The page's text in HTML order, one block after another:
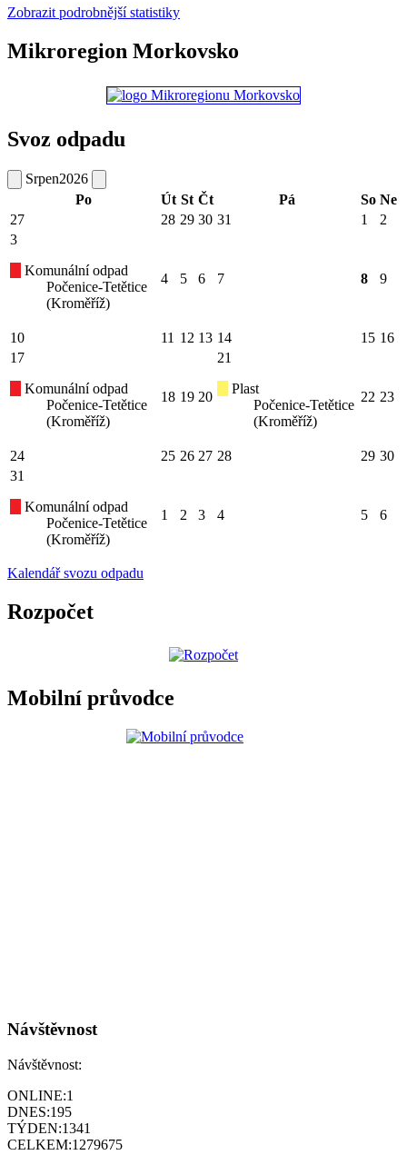
Zobrazit podrobnější statistiky
Mikroregion Morkovsko
Svoz odpadu
Srpen2026
Po
Út St Čt Pá So Ne
27
28 29 30 31 1
2
3
Komunální odpad
Počenice-Tetětice
(Kroměříž)
4 5 6 7 8 9
10 11 12 13 14 15 16
17
Komunální odpad
Počenice-Tetětice
(Kroměříž)
18 19 20
21
Plast
Počenice-Tetětice
(Kroměříž)
22 23
24 25 26 27 28 29 30
31
Komunální odpad
Počenice-Tetětice
(Kroměříž)
1 2 3 4 5 6
Kalendář svozu odpadu
Rozpočet
Mobilní průvodce
Návštěvnost
Návštěvnost:
ONLINE:1
DNES:195
TÝDEN:1341
CELKEM:1279675